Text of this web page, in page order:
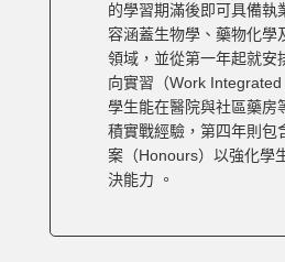
的學習期滿後即可具備執
容涵蓋生物學、藥物化學
領域，並從第一年起就安
向實習（Work
學生能在醫院與社區藥房
積實戰經驗，第四年則包
案（Honours）以強化學
決能力 。